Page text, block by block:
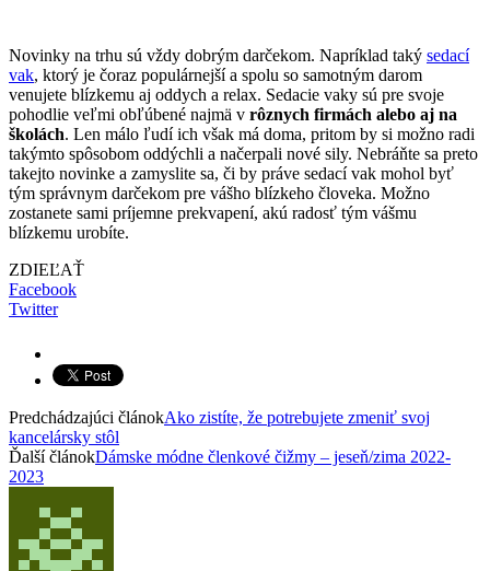
Novinky na trhu sú vždy dobrým darčekom. Napríklad taký sedací
vak, ktorý je čoraz populárnejší a spolu so samotným darom
venujete blízkemu aj oddych a relax. Sedacie vaky sú pre svoje
pohodlie veľmi obľúbené najmä v rôznych firmách alebo aj na
školách. Len málo ľudí ich však má doma, pritom by si možno radi
takýmto spôsobom oddýchli a načerpali nové sily. Nebráňte sa preto
takejto novinke a zamyslite sa, či by práve sedací vak mohol byť
tým správnym darčekom pre vášho blízkeho človeka. Možno
zostanete sami príjemne prekvapení, akú radosť tým vášmu
blízkemu urobíte.
ZDIEĽAŤ
Facebook
Twitter
Predchádzajúci článokAko zistíte, že potrebujete zmeniť svoj
kancelársky stôl
Ďalší článokDámske módne členkové čižmy – jeseň/zima 2022-
2023